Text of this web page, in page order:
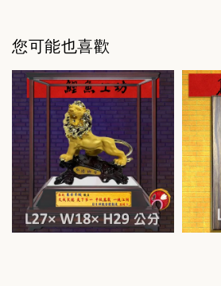
您可能也喜歡